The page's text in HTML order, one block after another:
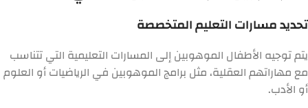
تحديد مسارات التعليم المتخصصة
يتم توجيه الأطفال الموهوبين إلى المسارات التعليمية التي تتناسب
مع مهاراتهم العقلية، مثل برامج الموهوبين في الرياضيات أو العلوم
أو الأدب.